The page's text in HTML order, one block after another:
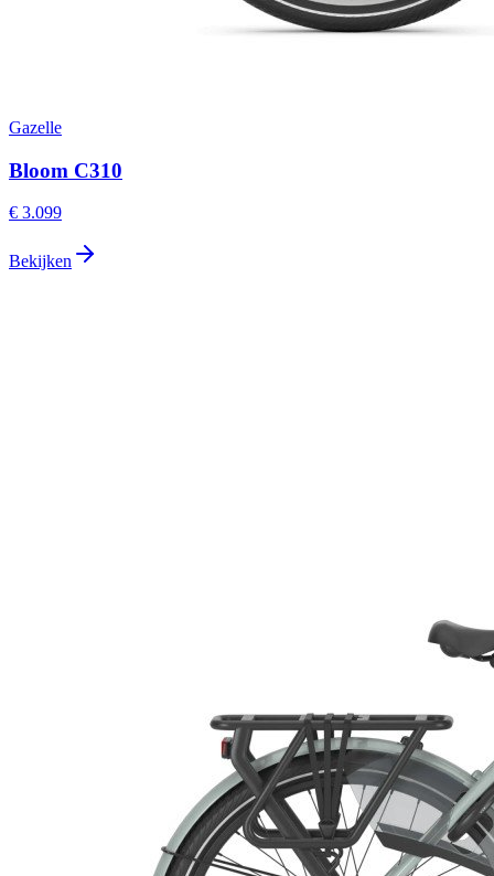
Gazelle
Bloom C310
€ 3.099
Bekijken